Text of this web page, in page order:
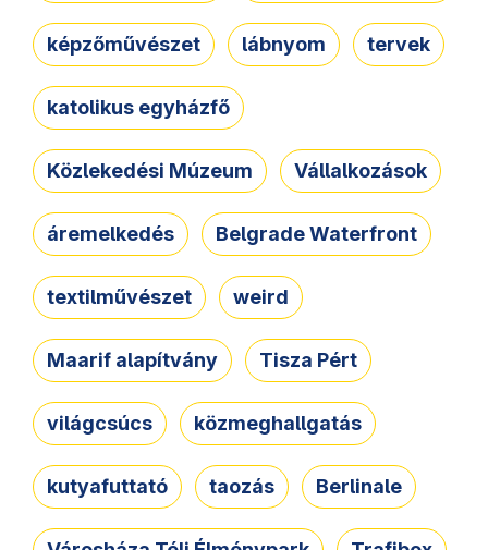
képzőművészet lábnyom tervek
katolikus egyházfő
Közlekedési Múzeum Vállalkozások
áremelkedés Belgrade Waterfront
textilművészet weird
Maarif alapítvány Tisza Pért
világcsúcs közmeghallgatás
kutyafuttató taozás Berlinale